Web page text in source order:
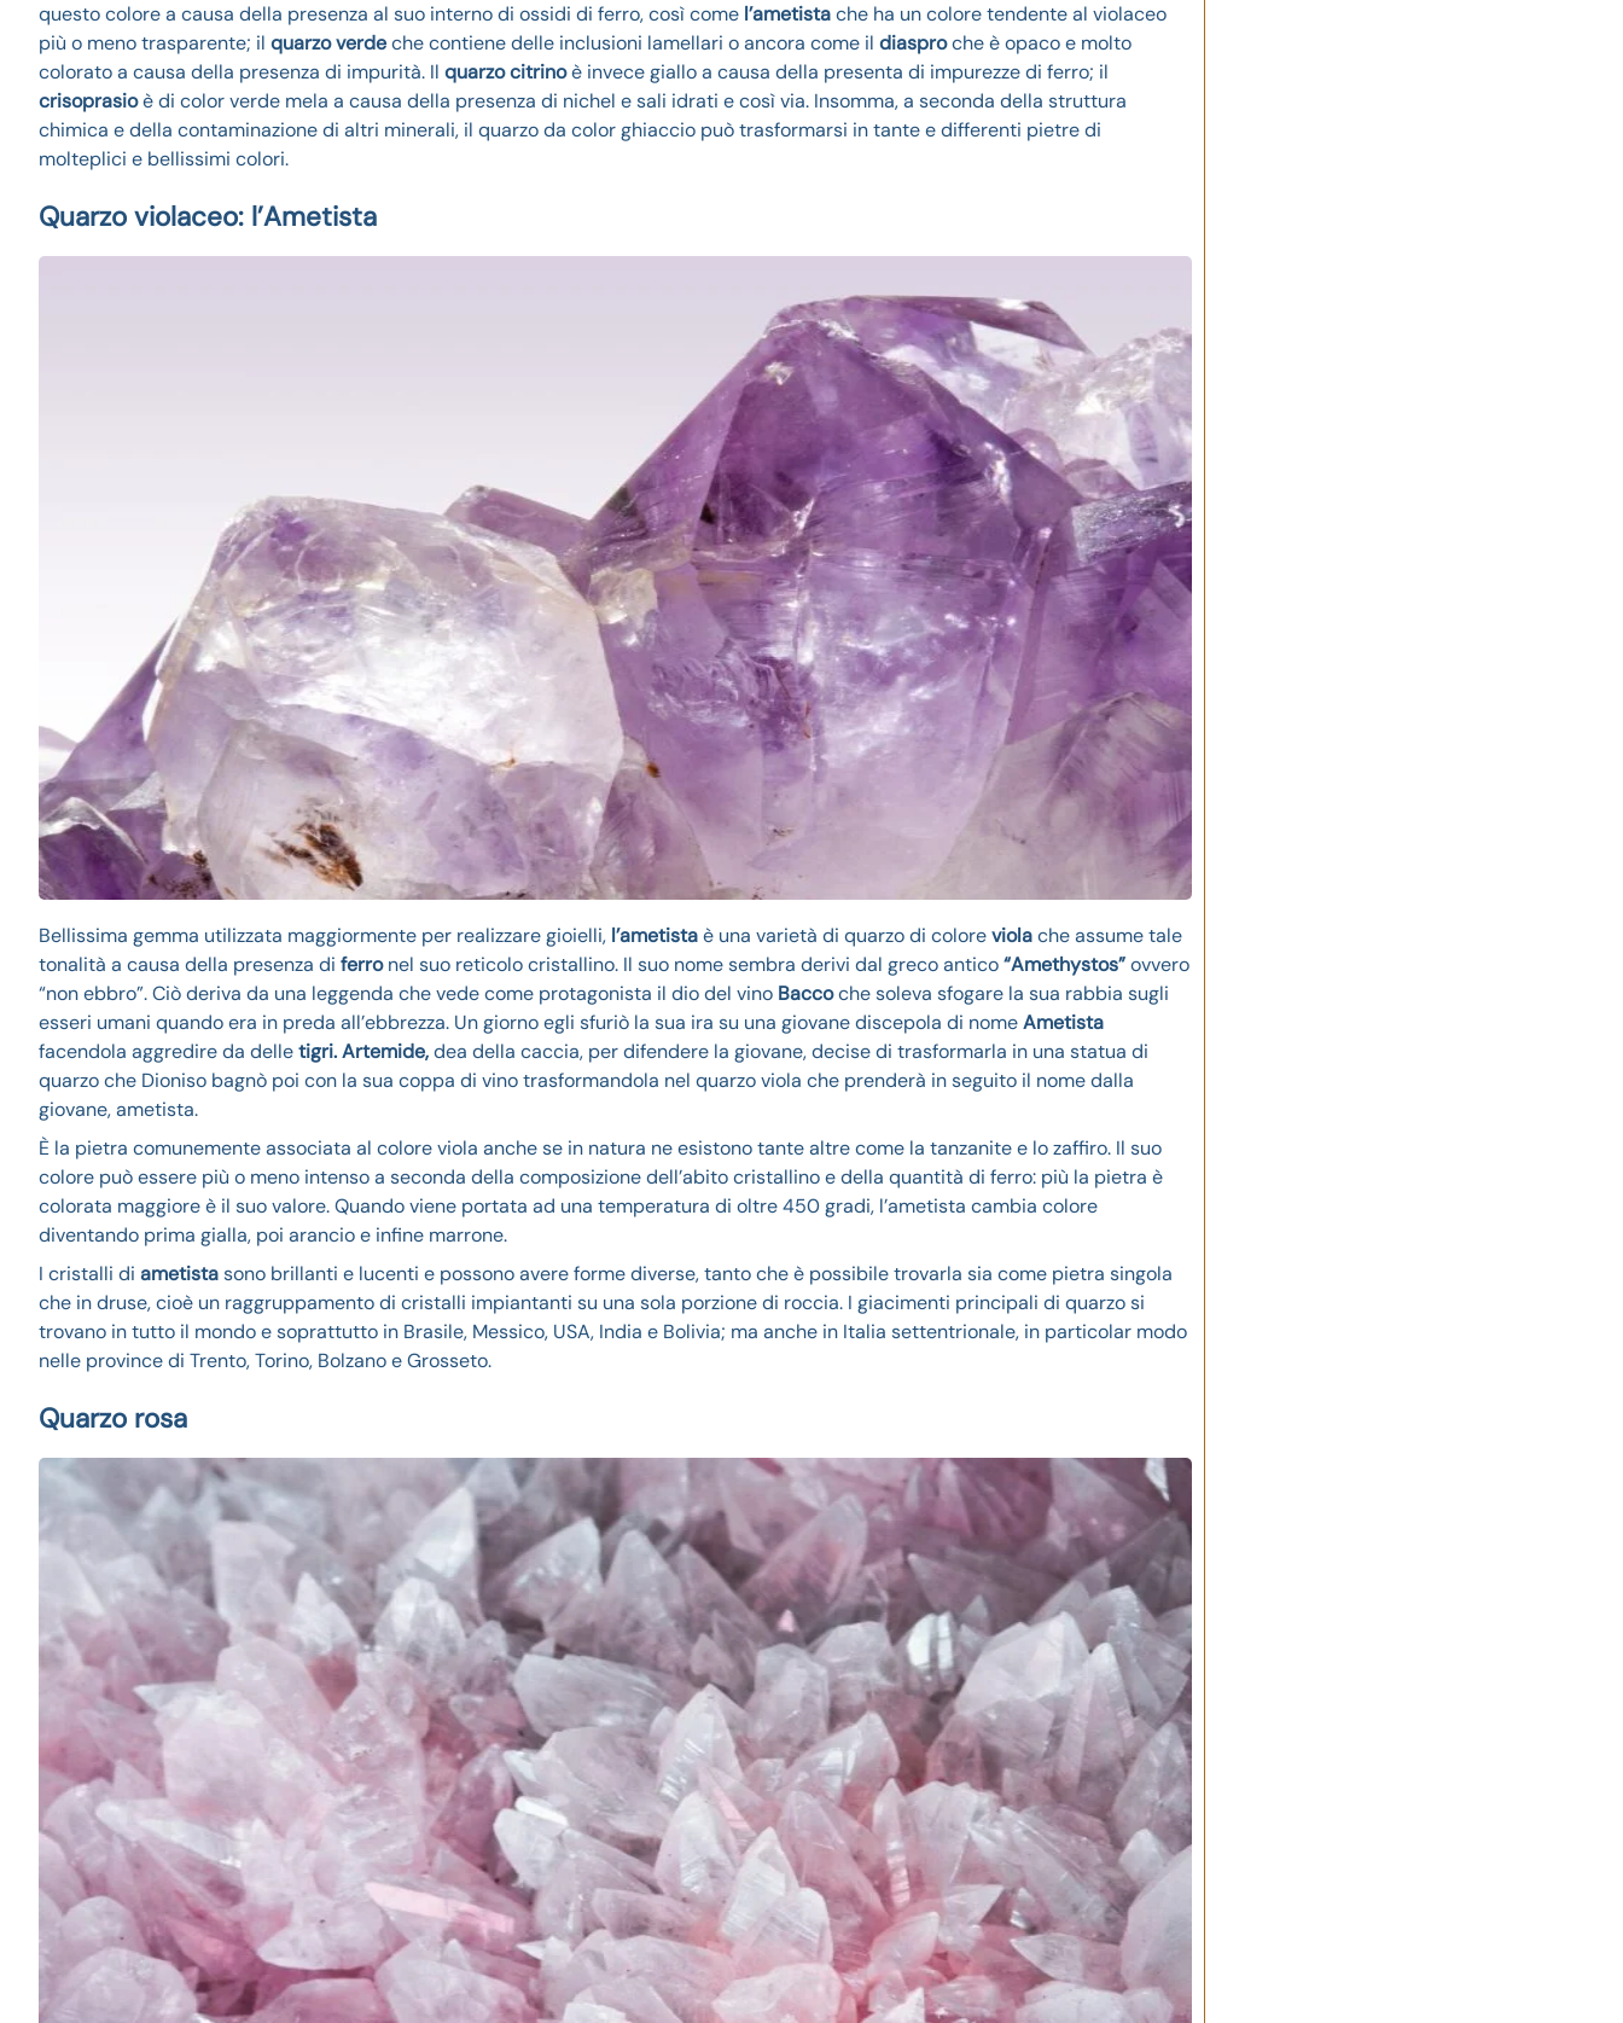
questo colore a causa della presenza al suo interno di ossidi di ferro, così come l’ametistache ha un colore tendente al violaceo
più o meno trasparente; il quarzo verdeche contiene delle inclusioni lamellari o ancora come il diasproche è opaco e molto
colorato a causa della presenza di impurità. Il quarzo citrinoè invece giallo a causa della presenta di impurezze di ferro; il
crisoprasioè di color verde mela a causa della presenza di nichel e sali idrati e così via. Insomma, a seconda della struttura
chimica e della contaminazione di altri minerali, il quarzo da color ghiaccio può trasformarsi in tante e differenti pietre di
molteplici e bellissimi colori.
Quarzo violaceo: l’Ametista
Bellissima gemma utilizzata maggiormente per realizzare gioielli, l’ametistaè una varietà di quarzo di coloreviolache assume tale
tonalità a causa della presenza di ferronel suo reticolo cristallino. Il suo nome sembra derivi dal greco antico“Amethystos”ovvero
“non ebbro”. Ciò deriva da una leggenda che vede come protagonista il dio del vino Baccoche soleva sfogare la sua rabbia sugli
esseri umani quando era in preda all’ebbrezza. Un giorno egli sfuriò la sua ira su una giovane discepola di nomeAmetista
facendola aggredire da delletigri. Artemide,dea della caccia, per difendere la giovane, decise di trasformarla in una statua di
quarzo che Dioniso bagnò poi con la sua coppa di vino trasformandola nel quarzo viola che prenderà in seguito il nome dalla
giovane, ametista.
È la pietra comunemente associata al colore viola anche se in natura ne esistono tante altre come la tanzanite e lo zaffiro. Il suo
colore può essere più o meno intenso a seconda della composizione dell’abito cristallino e della quantità di ferro: più la pietra è
colorata maggiore è il suo valore. Quando viene portata ad una temperatura di oltre 450 gradi, l’ametista cambia colore
diventando prima gialla, poi arancio e infine marrone.
I cristalli di ametistasono brillanti e lucenti e possono avere forme diverse, tanto che è possibile trovarla sia come pietra singola
che in druse, cioè un raggruppamento di cristalli impiantanti su una sola porzione di roccia. I giacimenti principali di quarzo si
trovano in tutto il mondo e soprattutto in Brasile, Messico, USA, India e Bolivia; ma anche in Italia settentrionale, in particolar modo
nelle province di Trento, Torino, Bolzano e Grosseto.
Quarzo rosa